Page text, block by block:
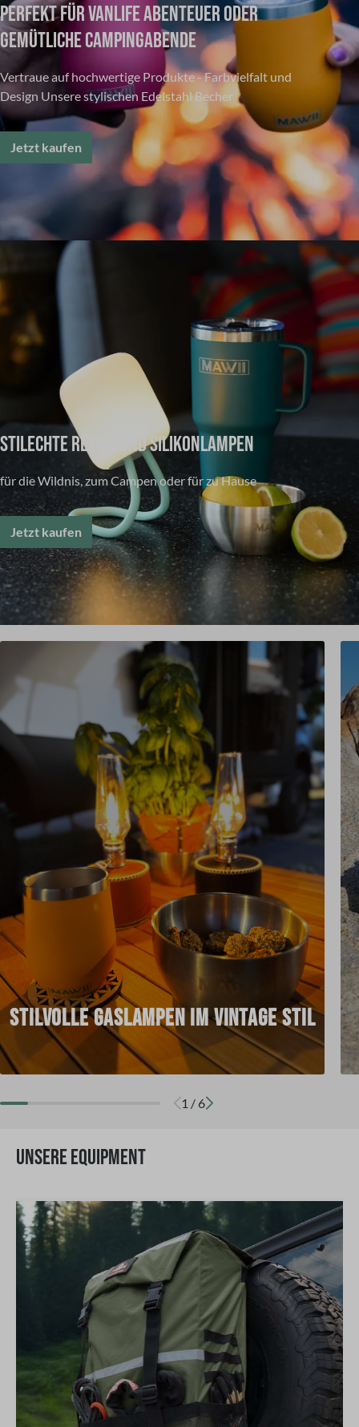
PERFEKT FÜR VANLIFE ABENTEUER ODER
GEMÜTLICHE CAMPINGABENDE
Vertraue auf hochwertige Produkte - Farbvielfalt und
Design Unsere stylischen Edelstahl Becher
Jetzt kaufen
STILECHTE RETRO-UND SILIKONLAMPEN
für die Wildnis, zum Campen oder für zu Hause
Jetzt kaufen
STILVOLLE GASLAMPEN IM VINTAGE STIL
1 / 6
UNSERE EQUIPMENT